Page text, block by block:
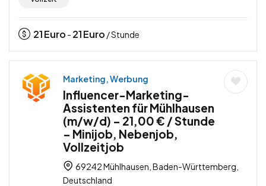
21Euro - 21Euro / Stunde
Marketing, Werbung
Influencer-Marketing-
Assistenten für Mühlhausen
(m/w/d) – 21,00 € / Stunde
– Minijob, Nebenjob,
Vollzeitjob
69242 Mühlhausen, Baden-Württemberg,
Deutschland